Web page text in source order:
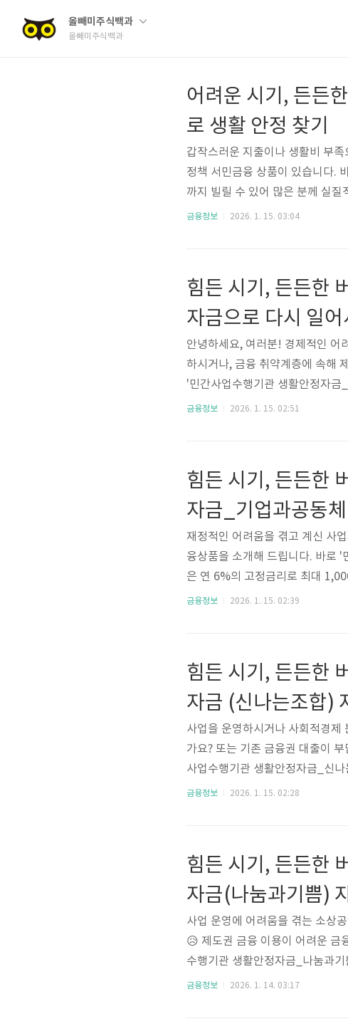
올빼미주식백과
올빼미주식백과
어려운 시기, 든든
로 생활 안정 찾기
갑작스러운 지출이나 생활비 부
정책 서민금융 상품이 있습니다.
까지 빌릴 수 있어 많은 분께 실
어떤 상품인지, 누가 신청할 수 있
대, 만원) 2000금리(금리구분)(연
금융정보 2026. 1. 15. 03:04
힘든 시기, 든든한
자금으로 다시 일어
안녕하세요, 여러분! 경제적인 어
하시거나, 금융 취약계층에 속해
'민간사업수행기관 생활안정자금
원과 재단법인 밴드가 함께 제공
간 5년상품요건대출한도(최대,
금융정보 2026. 1. 15. 02:51
힘든 시기, 든든한
자금_기업과공동
재정적인 어려움을 겪고 계신 사
융상품을 소개해 드립니다. 바로
은 연 6%의 고정금리로 최대
이 일정 기준 이하인 분들도 신청
대출기간(상환, 거치)(단위 : 년)
금융정보 2026. 1. 15. 02:39
힘든 시기, 든든한
자금 (신나는조합)
사업을 운영하시거나 사회적경제
가요? 또는 기존 금융권 대출이
사업수행기관 생활안정자금_신
상품입니다. 서민금융진흥원이
출한도(최대, 만원) 1000금리(금
금융정보 2026. 1. 15. 02:28
힘든 시기, 든든한
자금(나눔과기쁨)
사업 운영에 어려움을 겪는 소상
😥 제도권 금융 이용이 어려운 금
수행기관 생활안정자금_나눔과
수 있어 어려운 상황 속에서 안정
금융정보 2026. 1. 14. 03:17